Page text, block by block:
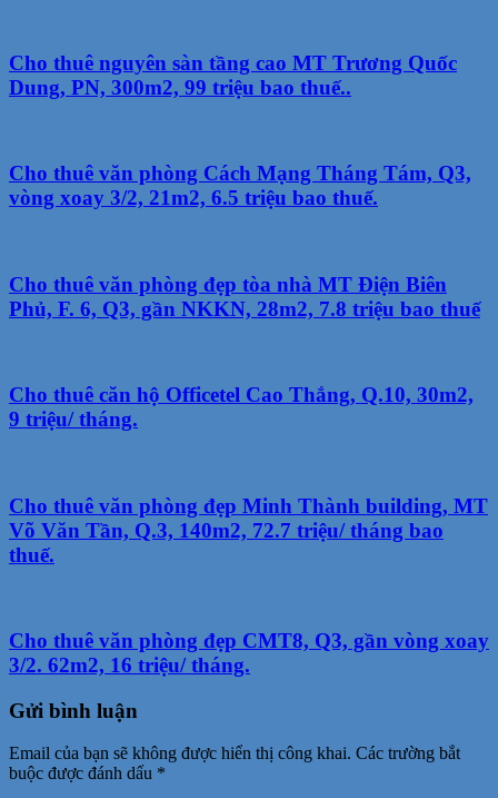
Cho thuê nguyên sàn tầng cao MT Trương Quốc
Dung, PN, 300m2, 99 triệu bao thuế..
Cho thuê văn phòng Cách Mạng Tháng Tám, Q3,
vòng xoay 3/2, 21m2, 6.5 triệu bao thuế.
Cho thuê văn phòng đẹp tòa nhà MT Điện Biên
Phủ, F. 6, Q3, gần NKKN, 28m2, 7.8 triệu bao thuế
Cho thuê căn hộ Officetel Cao Thắng, Q.10, 30m2,
9 triệu/ tháng.
Cho thuê văn phòng đẹp Minh Thành building, MT
Võ Văn Tần, Q.3, 140m2, 72.7 triệu/ tháng bao
thuế.
Cho thuê văn phòng đẹp CMT8, Q3, gần vòng xoay
3/2. 62m2, 16 triệu/ tháng.
Gửi bình luận
Email của bạn sẽ không được hiển thị công khai. Các trường bắt
buộc được đánh dấu *